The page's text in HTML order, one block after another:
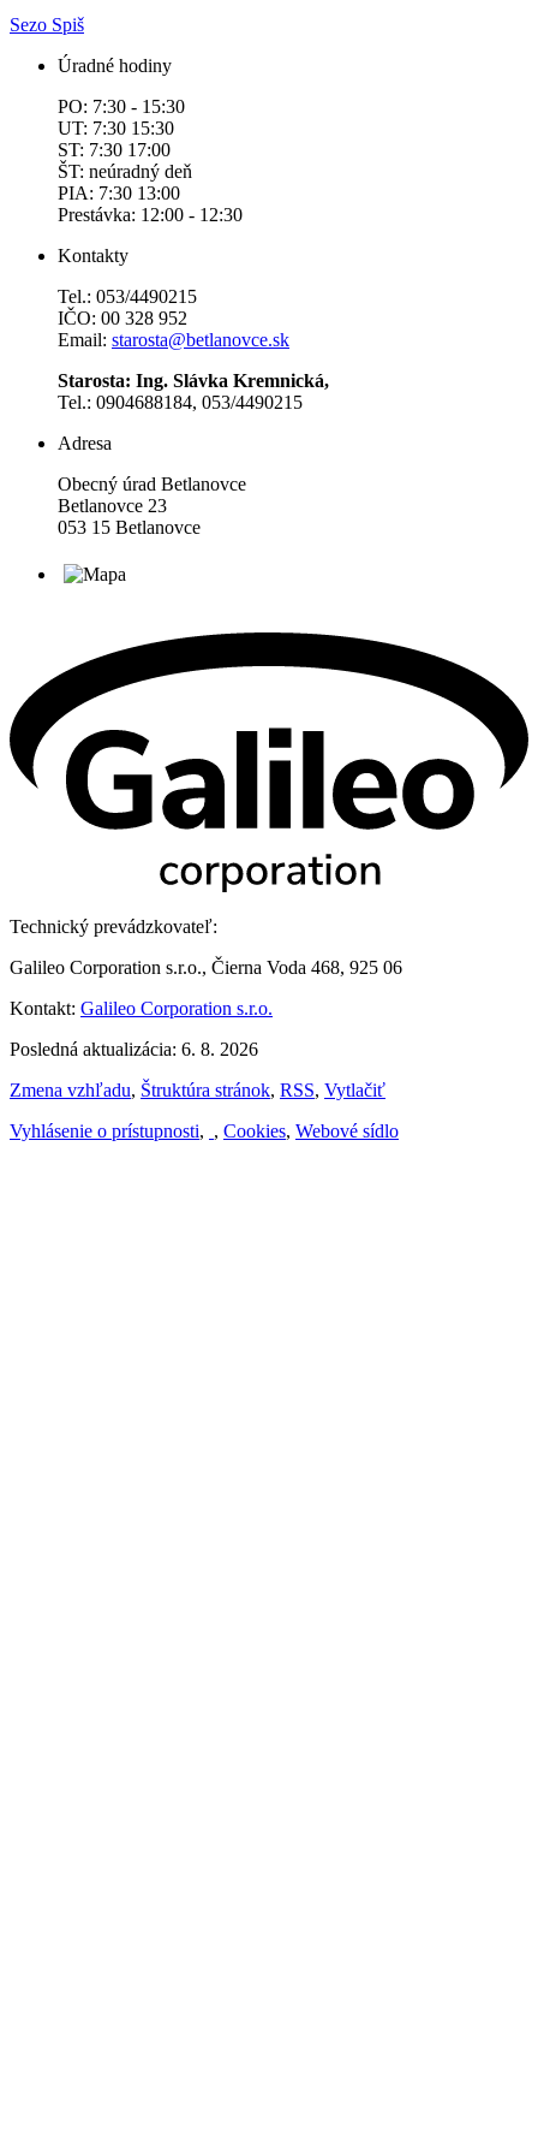
Sezo Spiš
Úradné hodiny
PO: 7:30 - 15:30
UT: 7:30 15:30
ST: 7:30 17:00
ŠT: neúradný deň
PIA: 7:30 13:00
Prestávka: 12:00 - 12:30
Kontakty
Tel.: 053/4490215
IČO: 00 328 952
Email: starosta@betlanovce.sk
Starosta: Ing. Slávka Kremnická,
Tel.: 0904688184, 053/4490215
Adresa
Obecný úrad Betlanovce
Betlanovce 23
053 15 Betlanovce
Technický prevádzkovateľ:
Galileo Corporation s.r.o., Čierna Voda 468, 925 06
Kontakt: Galileo Corporation s.r.o.
Posledná aktualizácia: 6. 8. 2026
Zmena vzhľadu, Štruktúra stránok, RSS, Vytlačiť
Vyhlásenie o prístupnosti, , Cookies, Webové sídlo